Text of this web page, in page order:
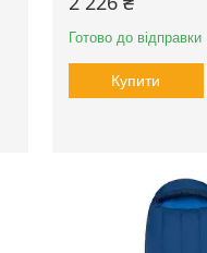
Готово до відправки
Купити